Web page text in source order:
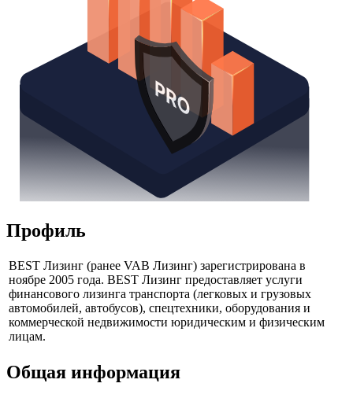
Профиль
BEST Лизинг (ранее VAB Лизинг) зарегистрирована в
ноябре 2005 года. BEST Лизинг предоставляет услуги
финансового лизинга транспорта (легковых и грузовых
автомобилей, автобусов), спецтехники, оборудования и
коммерческой недвижимости юридическим и физическим
лицам.
Общая информация